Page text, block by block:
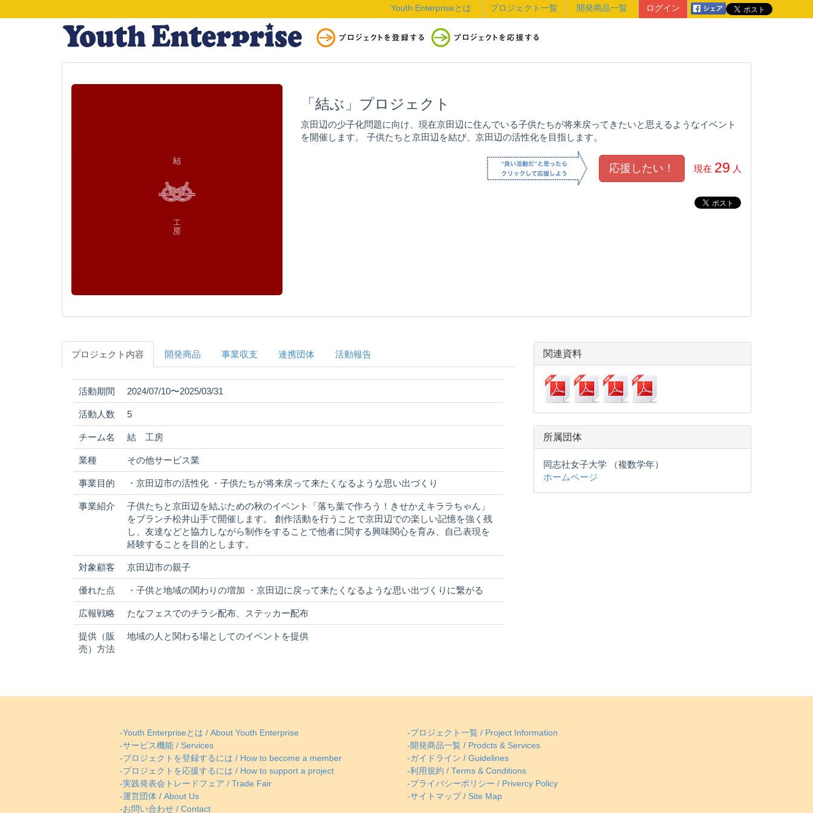
ログイン
開発商品一覧
プロジェクト一覧
Youth Enterpriseとは
「結ぶ」プロジェクト
京田辺の少子化問題に向け、現在京田辺に住んでいる子供たちが将来戻ってきたいと思えるようなイベント
を開催します。 子供たちと京田辺を結び、京田辺の活性化を目指します。
現在 29 人
プロジェクト内容 開発商品 事業収支 連携団体 活動報告
活動期間 2024/07/10〜2025/03/31
活動人数 5
チーム名 結 工房
業種 その他サービス業
事業目的 ・京田辺市の活性化 ・子供たちが将来戻って来たくなるような思い出づくり
事業紹介
子供たちと京田辺を結ぶための秋のイベント「落ち葉で作ろう！きせかえキララちゃん」
をブランチ松井山手で開催します。 創作活動を行うことで京田辺での楽しい記憶を強く残
し、友達などと協力しながら制作をすることで他者に関する興味関心を育み、自己表現を
経験することを目的とします。
対象顧客 京田辺市の親子
優れた点 ・子供と地域の関わりの増加 ・京田辺に戻って来たくなるような思い出づくりに繋がる
広報戦略 たなフェスでのチラシ配布、ステッカー配布
提供（販
売）方法
地域の人と関わる場としてのイベントを提供
関連資料
所属団体
同志社女子大学 （複数学年）
ホームページ
-Youth Enterpriseとは / About Youth Enterprise
-プロジェクト一覧 / Project Information
-サービス機能 / Services
-開発商品一覧 / Prodcts & Services
-プロジェクトを登録するには / How to become a member
-ガイドライン / Guidelines
-プロジェクトを応援するには / How to support a project
-利用規約 / Terms & Conditions
-実践発表会トレードフェア / Trade Fair
-プライバシーポリシー / Privercy Policy
-運営団体 / About Us
-サイトマップ / Site Map
-お問い合わせ / Contact